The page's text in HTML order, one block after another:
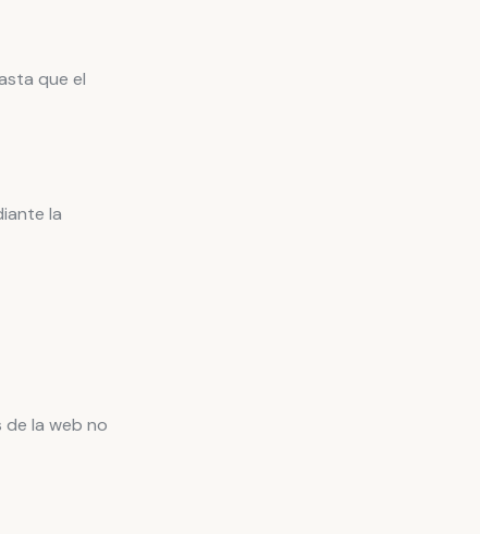
que el
la
la web no